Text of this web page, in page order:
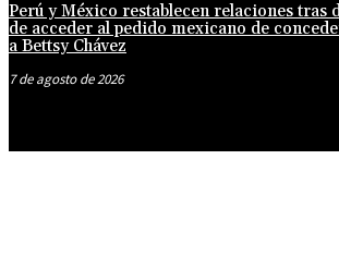
Perú y México restablecen relaciones tras
de acceder al pedido mexicano de
a Bettsy Chávez
7 de agosto de 2026